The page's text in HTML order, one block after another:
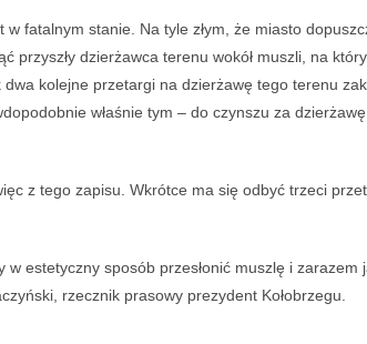
w fatalnym stanie. Na tyle złym, że miasto
przyszły dzierżawca terenu wokół muszli, na
kolejne przetargi na dzierżawę tego terenu
właśnie tym – do czynszu za
z tego zapisu. Wkrótce ma się odbyć trzeci
w estetyczny sposób przesłonić muszlę i
rzecznik prasowy prezydent Kołobrzegu.